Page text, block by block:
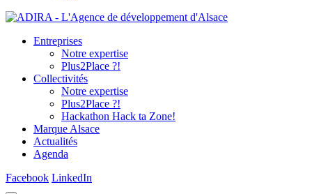
Entreprises
Notre expertise
Plus2Place ?!
Collectivités
Notre expertise
Plus2Place ?!
Hackathon Hack ta Zone!
Marque Alsace
Actualités
Agenda
Facebook LinkedIn